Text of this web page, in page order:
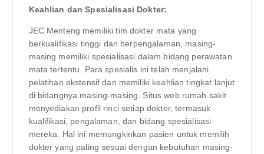
Keahlian dan Spesialisasi Dokter:
JEC Menteng memiliki tim dokter mata yang
berkualifikasi tinggi dan berpengalaman, masing-
masing memiliki spesialisasi dalam bidang perawatan
mata tertentu. Para spesialis ini telah menjalani
pelatihan ekstensif dan memiliki keahlian tingkat lanjut
di bidangnya masing-masing. Situs web rumah sakit
menyediakan profil rinci setiap dokter, termasuk
kualifikasi, pengalaman, dan bidang spesialisasi
mereka. Hal ini memungkinkan pasien untuk memilih
dokter yang paling sesuai dengan kebutuhan masing-